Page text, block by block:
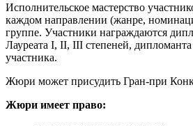
Исполнительское мастерство
каждом направлении (жанре,
группе. Участники награждаются
Лауреата I, II, III степеней,
участника.
Жюри может присудить Гран-при
Жюри имеет право: